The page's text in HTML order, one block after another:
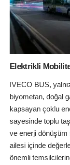
Elektrikli
IVECO BUS,
biyometan, doğal
kapsayan çoklu
sayesinde toplu
ve enerji dönüşüm
ailesi içinde
önemli